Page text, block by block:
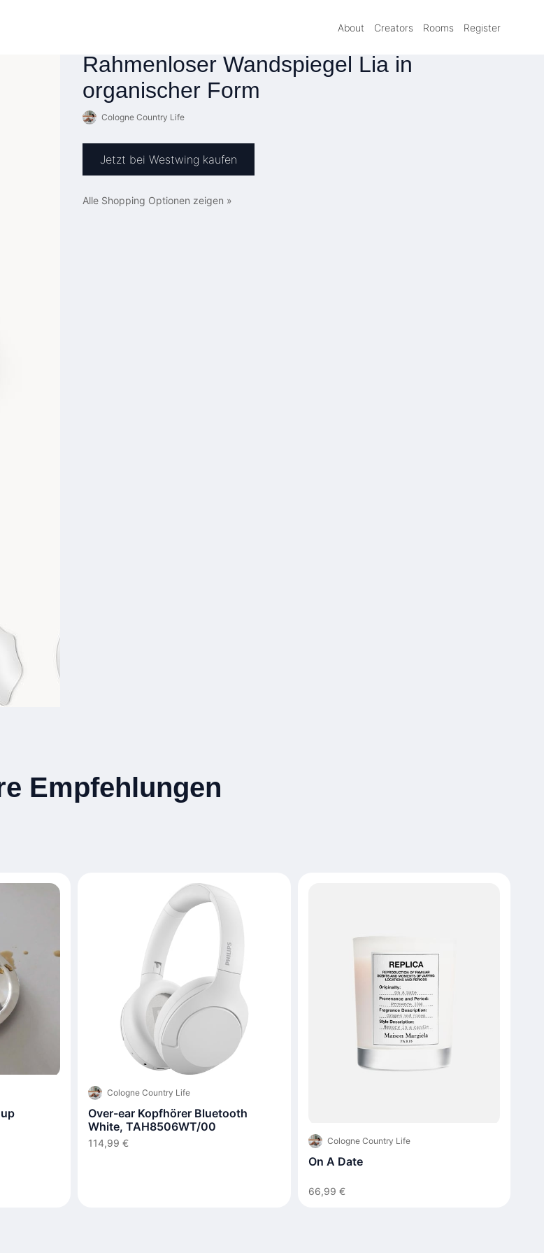
About Creators Rooms Register
Rahmenloser Wandspiegel Lia in
organischer Form
Cologne Country Life
Jetzt bei Westwing kaufen
Alle Shopping Optionen zeigen »
Empfehlungen
Cologne Country Life
Over-ear Kopfhörer Bluetooth
White, TAH8506WT/00
114,99 € Cologne Country Life
On A Date
66,99 €